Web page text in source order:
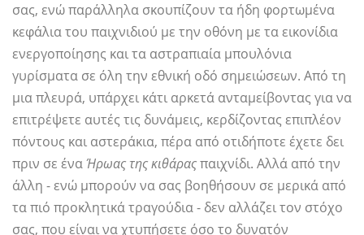
σας, ενώ παράλληλα σκουπίζουν τα ήδη φορτωμένα
κεφάλια του παιχνιδιού με την οθόνη με τα εικονίδια
ενεργοποίησης και τα αστραπιαία μπουλόνια
γυρίσματα σε όλη την εθνική οδό σημειώσεων. Από τη
μια πλευρά, υπάρχει κάτι αρκετά ανταμείβοντας για να
επιτρέψετε αυτές τις δυνάμεις, κερδίζοντας επιπλέον
πόντους και αστεράκια, πέρα ​​από οτιδήποτε έχετε δει
πριν σε έναΉρωας της κιθάραςπαιχνίδι. Αλλά από την
άλλη - ενώ μπορούν να σας βοηθήσουν σε μερικά από
τα πιό προκλητικά τραγούδια - δεν αλλάζει τον στόχο
σας, που είναι να χτυπήσετε όσο το δυνατόν